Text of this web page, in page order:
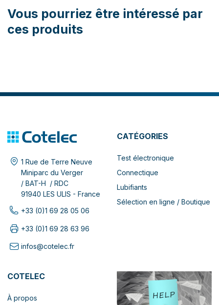
Vous pourriez être intéressé par
ces produits
1 Rue de Terre Neuve
Miniparc du Verger
/ BAT-H / RDC
91940 LES ULIS - France
+33 (0)1 69 28 05 06
+33 (0)1 69 28 63 96
infos@cotelec.fr
CATÉGORIES
Test électronique
Connectique
Lubifiants
Sélection en ligne / Boutique
COTELEC
À propos